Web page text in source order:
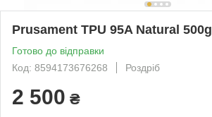
Prusament TPU 95A Natural 500g
Готово до відправки
Код: 8594173676268
Роздріб
2 500 ₴